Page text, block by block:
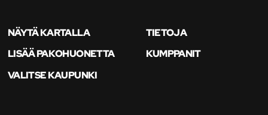
NÄYTÄ KARTALLA
TIETOJA
LISÄÄ PAKOHUONETTA
KUMPPANIT
VALITSE KAUPUNKI